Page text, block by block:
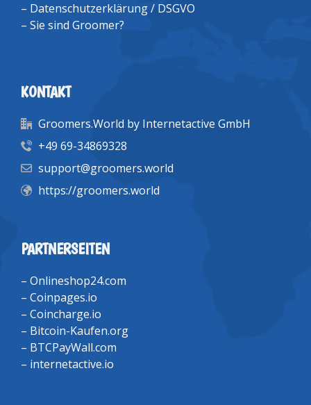
– Datenschutzerklärung / DSGVO
– Sie sind Groomer?
KONTAKT
Groomers.World by Internetactive GmbH
+49 69-34869328
support@groomers.world
https://groomers.world
PARTNERSEITEN
– Onlineshop24.com
– Coinpages.io
– Coincharge.io
– Bitcoin-Kaufen.org
– BTCPayWall.com
– internetactive.io